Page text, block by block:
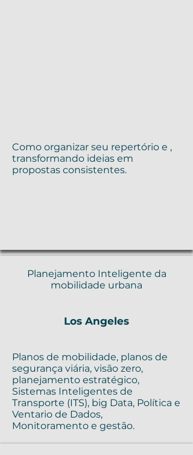
Como organizar seu repertório e ,
transformando ideias em
propostas consistentes.
Planejamento Inteligente da
mobilidade urbana
Los Angeles
Planos de mobilidade, planos de
segurança viária, visão zero,
planejamento estratégico,
Sistemas Inteligentes de
Transporte (ITS), big Data, Política e
Ventario de Dados,
Monitoramento e gestão.